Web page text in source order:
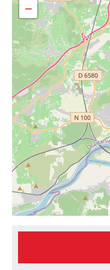
−